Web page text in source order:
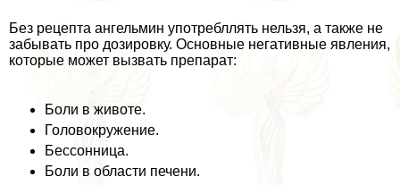
Без рецепта ангельмин употрeбллять нельзя, а также не
забывать про дозировку. Основные негативные явления,
которые может вызвать препарат:
Боли в животе.
Головокружение.
Бессонница.
Боли в области печени.